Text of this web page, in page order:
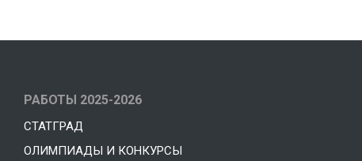
РАБОТЫ 2025-2026
СТАТГРАД
ОЛИМПИАДЫ И КОНКУРСЫ